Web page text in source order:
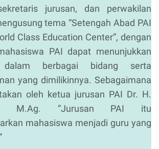
jurusan, dan perwakilan
tema “Setengah Abad PAI
Class Education Center”, dengan
PAI dapat menunjukkan
dalam berbagai bidang serta
yang dimilikinnya. Sebagaimana
oleh ketua jurusan PAI Dr. H.
M.Ag. “Jurusan PAI itu
mahasiswa menjadi guru yang